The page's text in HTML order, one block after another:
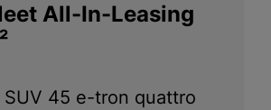
All-In-Leasing
SUV 45 e-tron quattro